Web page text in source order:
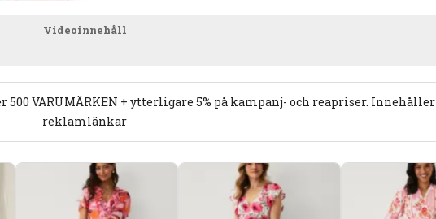
Videoinnehåll
500 VARUMÄRKEN + ytterligare 5% på kampanj- och reapriser. Innehåller
reklamlänkar